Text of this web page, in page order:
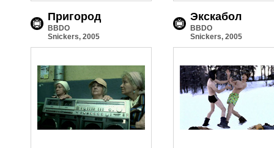
Пригород
BBDO
Snickers, 2005
Экскабол
BBDO
Snickers, 2005